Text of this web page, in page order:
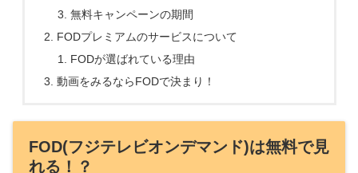
無料キャンペーンの期間
FODプレミアムのサービスについて
FODが選ばれている理由
動画をみるならFODで決まり！
FOD(フジテレビオンデマンド)は無料で見
れる！？